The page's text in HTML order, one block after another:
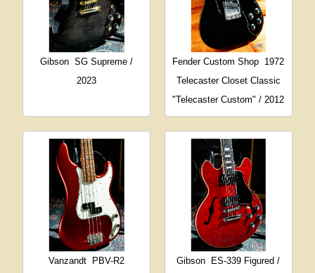
Gibson SG Supreme /
2023
Fender Custom Shop 1972
Telecaster Closet Classic
"Telecaster Custom" / 2012
Vanzandt PBV-R2 Gibson
ES-339 Figured /